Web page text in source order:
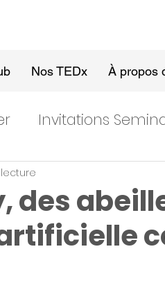
Nos TEDx À propos
Invitations
des